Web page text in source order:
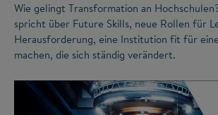
Wie gelingt Transformation an
spricht über Future Skills, neue Rollen für
Herausforderung, eine Institution fit für
machen, die sich ständig verändert.